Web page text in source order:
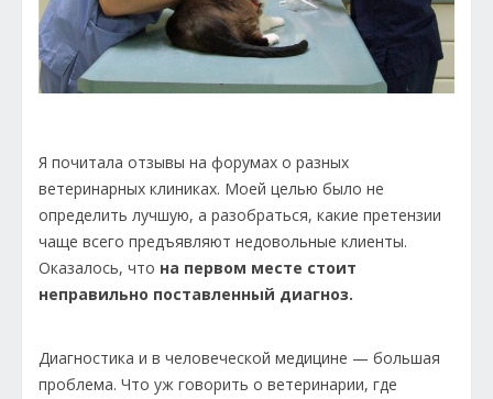
Я почитала отзывы на форумах о разных
ветеринарных клиниках. Моей целью было не
определить лучшую, а разобраться, какие претензии
чаще всего предъявляют недовольные клиенты.
Оказалось, что на первом месте стоит
неправильно поставленный диагноз.
Диагностика и в человеческой медицине — большая
проблема. Что уж говорить о ветеринарии, где